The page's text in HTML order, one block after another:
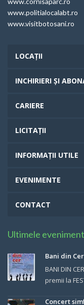
www.politialocalabt.ro
www.visitbotosani.ro
LOCAȚII
INCHIRIERI ȘI
CARIERE
LICITAȚII
INFORMAȚII UTILE
EVENIMENTE
CONTACT
Ultimele
Bani din Cer
BANI DIN
premii la
Concert